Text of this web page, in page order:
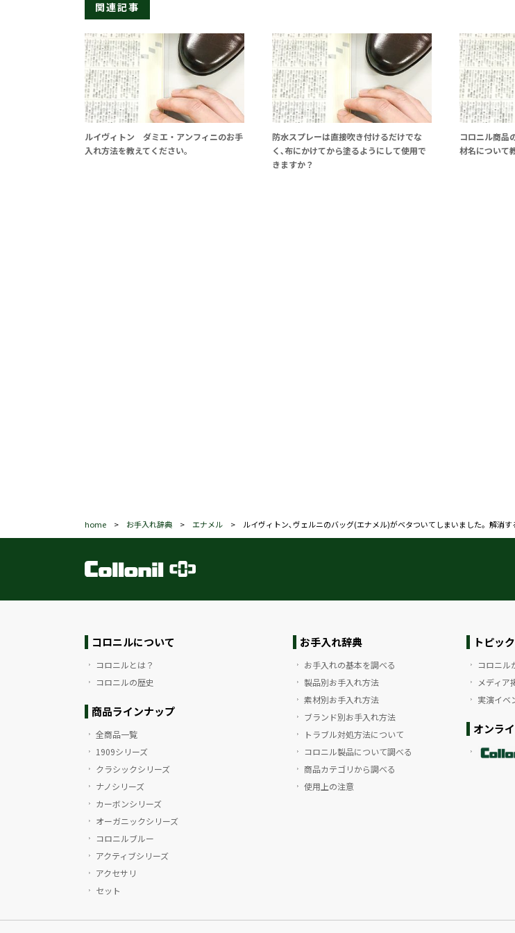
関連記事
ルイヴィトン ダミエ・アンフィニのお手
入れ方法を教えてください。
防水スプレーは直接吹き付けるだけでな
く､布にかけてから塗るようにして使用で
きますか？
コロニル商品
材名について
home > お手入れ辞典 > エナメル > ルイヴィトン､ヴェルニのバッグ(エナメル)がベタついてしまいました。解消
コロニルについて
コロニルとは？
コロニルの歴史
商品ラインナップ
全商品一覧
1909シリーズ
クラシックシリーズ
ナノシリーズ
カーボンシリーズ
オーガニックシリーズ
コロニルブルー
アクティブシリーズ
アクセサリ
セット
お手入れ辞典
お手入れの基本を調べる
製品別お手入れ方法
素材別お手入れ方法
ブランド別お手入れ方法
トラブル対処方法について
コロニル製品について調べる
商品カテゴリから調べる
使用上の注意
トピッ
コロニル
メディア
実演イベ
オンラ